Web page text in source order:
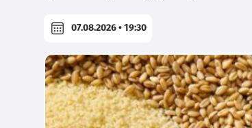
07.08.2026 • 19:30